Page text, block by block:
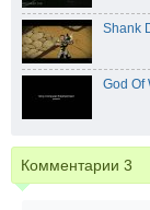
Shank
God Of
Комментарии 3